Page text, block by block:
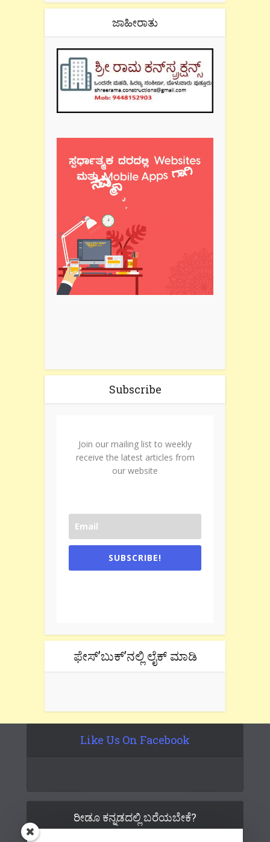
ಜಾಹೀರಾತು
Subscribe
Join our mailing list to weekly
receive the latest articles from
our website
SUBSCRIBE!
ಫೇಸ್’ಬುಕ್’ನಲ್ಲಿ ಲೈಕ್ ಮಾಡಿ
Like Us On Facebook
ರೀಡೂ ಕನ್ನಡದಲ್ಲಿ ಬರೆಯಬೇಕೆ?